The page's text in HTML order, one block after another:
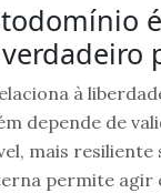
é
à
depende de
mais resiliente
permite agir